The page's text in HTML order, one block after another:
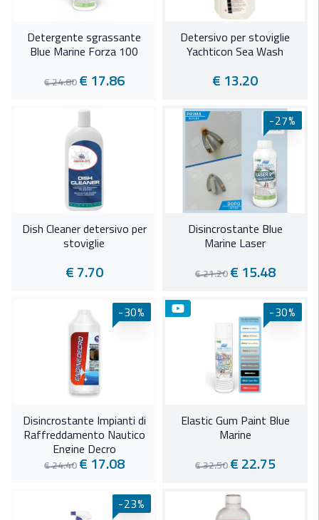
Detergente sgrassante
Blue Marine Forza 100
€ 24.80€ 17.86
Detersivo per stoviglie
Yachticon Sea Wash
€ 13.20
Dish Cleaner detersivo per
stoviglie
€ 7.70
Disincrostante Blue
Marine Laser
€ 21.20€ 15.48
-27%
Disincrostante Impianti di
Raffreddamento Nautico
Engine Decro
€ 24.40€ 17.08
-30%
Elastic Gum Paint Blue
Marine
€ 32.50€ 22.75
-30%
-23%